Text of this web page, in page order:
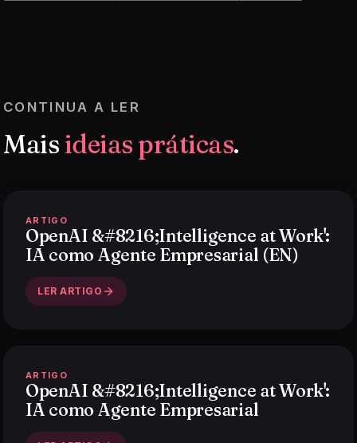
CONTINUA A LER
Mais ideias práticas.
ARTIGO
OpenAI &#8216;Intelligence at Work':
IA como Agente Empresarial (EN)
LER ARTIGO
ARTIGO
OpenAI &#8216;Intelligence at Work':
IA como Agente Empresarial